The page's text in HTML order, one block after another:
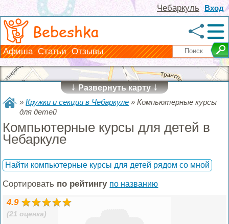
Вход
Чебаркуль
Bebeshka
Афиша Статьи Отзывы
↓Развернуть карту↓
»Кружки и секции в Чебаркуле »Компьютерные курсы
для детей
Компьютерные курсы для детей в
Чебаркуле
Найти компьютерные курсы для детей рядом со мной
Сортировать по рейтингу по названию
4.9
(21 оценка)